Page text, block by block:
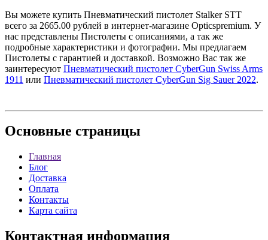
Вы можете купить Пневматический пистолет Stalker STT
всего за 2665.00 рублей в интернет-магазине Opticspremium. У
нас представлены Пистолеты с описаниями, а так же
подробные характеристики и фотографии. Мы предлагаем
Пистолеты с гарантией и доставкой. Возможно Вас так же
заинтересуют Пневматический пистолет CyberGun Swiss Arms
1911 или Пневматический пистолет CyberGun Sig Sauer 2022.
Основные страницы
Главная
Блог
Доставка
Оплата
Контакты
Карта сайта
Контактная информация